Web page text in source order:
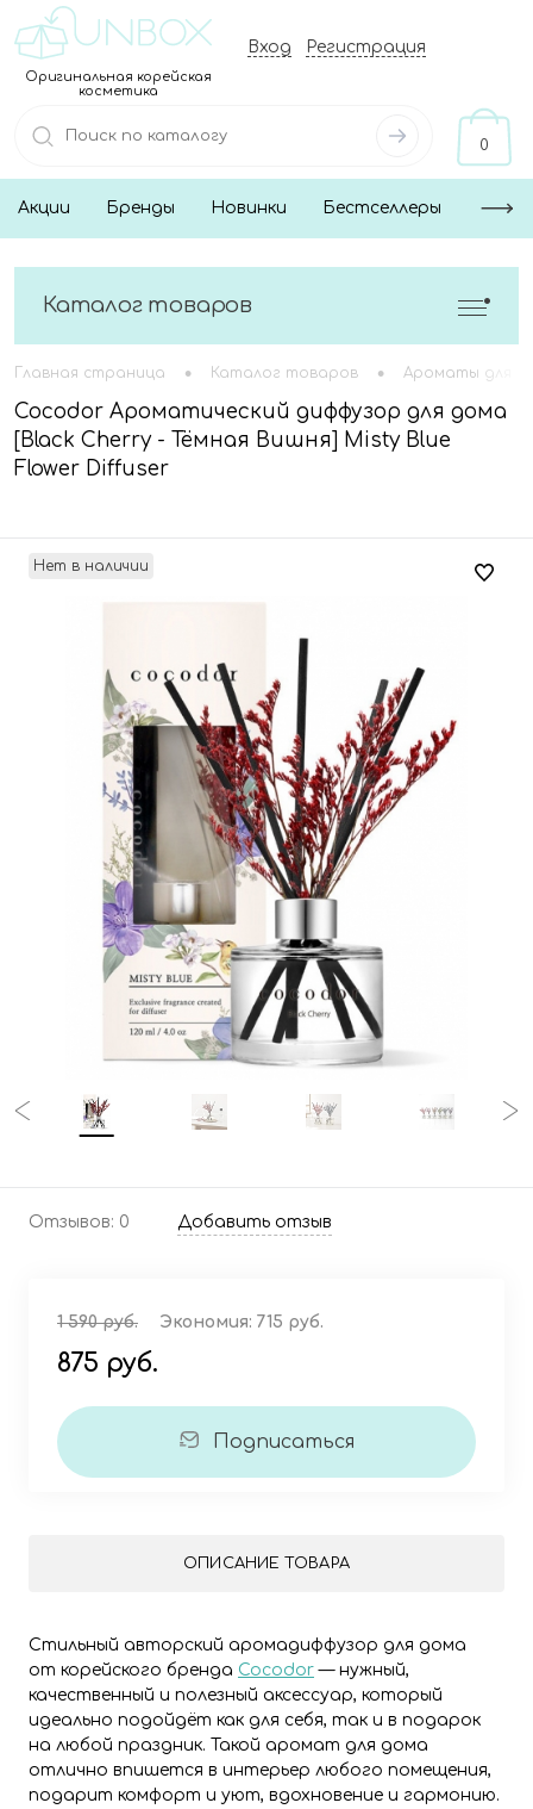
Оригинальная корейская
косметика
Вход Регистрация
0
Акции Бренды Новинки Бестселлеры
Каталог товаров
Главная страница • Каталог товаров • Ароматы для
Cocodor Ароматический диффузор для дома
[Black Cherry - Тёмная Вишня] Misty Blue
Flower Diffuser
Нет в наличии
Отзывов: 0 Добавить отзыв
1 590 руб. Экономия: 715 руб.
875 руб.
Подписаться
ОПИСАНИЕ ТОВАРА
Стильный авторский аромадиффузор для дома
от корейского бренда Cocodor — нужный,
качественный и полезный аксессуар, который
идеально подойдёт как для себя, так и в подарок
на любой праздник. Такой аромат для дома
отлично впишется в интерьер любого помещения,
подарит комфорт и уют, вдохновение и гармонию.